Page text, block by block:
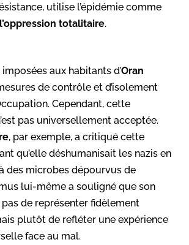
utilise l’épidémie comme
totalitaire.
aux habitants d’Oran
de contrôle et d’isolement
Cependant, cette
pas universellement acceptée.
, par exemple, a critiqué cette
qu’elle déshumanisait les nazis en
des microbes dépourvus de
lui-même a souligné que son
pas de représenter fidèlement
plutôt de refléter une expérience
face au mal.